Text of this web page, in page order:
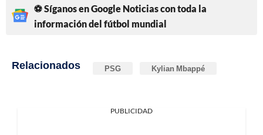
⚽ Síganos en Google Noticias con toda la
información del fútbol mundial
Relacionados PSG Kylian Mbappé
PUBLICIDAD